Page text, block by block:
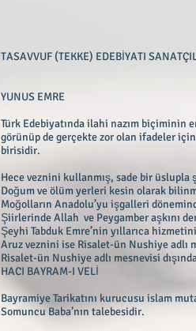
TASAVVUF (TEKKE) EDEBİYATI
YUNUS EMRE
Türk Edebiyatında ilahi nazım biçiminin
görünüp de gerçekte zor olan ifadeler
birisidir.
Hece veznini kullanmış, sade bir
Doğum ve ölüm yerleri kesin olarak
Moğolların Anadolu’yu işgalleri
Şiirlerinde Allah ve Peygamber aşkını
Şeyhi Tabduk Emre’nin yıllarıca
Aruz veznini ise Risalet-ün Nushiye adlı
Risalet-ün Nushiye adlı mesnevisi
HACI BAYRAM-I VELİ
Bayramiye Tarikatını kurucusu islam
Somuncu Baba’nın talebesidir.